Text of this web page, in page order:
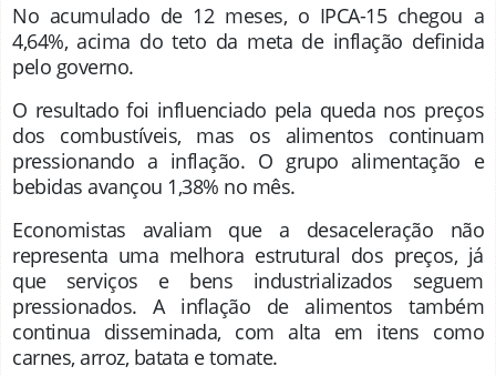
No acumulado de 12 meses, o IPCA-15 chegou a
4,64%, acima do teto da meta de inflação definida
pelo governo.
O resultado foi influenciado pela queda nos preços
dos combustíveis, mas os alimentos continuam
pressionando a inflação. O grupo alimentação e
bebidas avançou 1,38% no mês.
Economistas avaliam que a desaceleração não
representa uma melhora estrutural dos preços, já
que serviços e bens industrializados seguem
pressionados. A inflação de alimentos também
continua disseminada, com alta em itens como
carnes, arroz, batata e tomate.